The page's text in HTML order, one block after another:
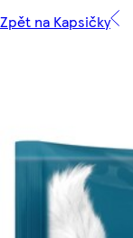
Zpět na Kapsičky